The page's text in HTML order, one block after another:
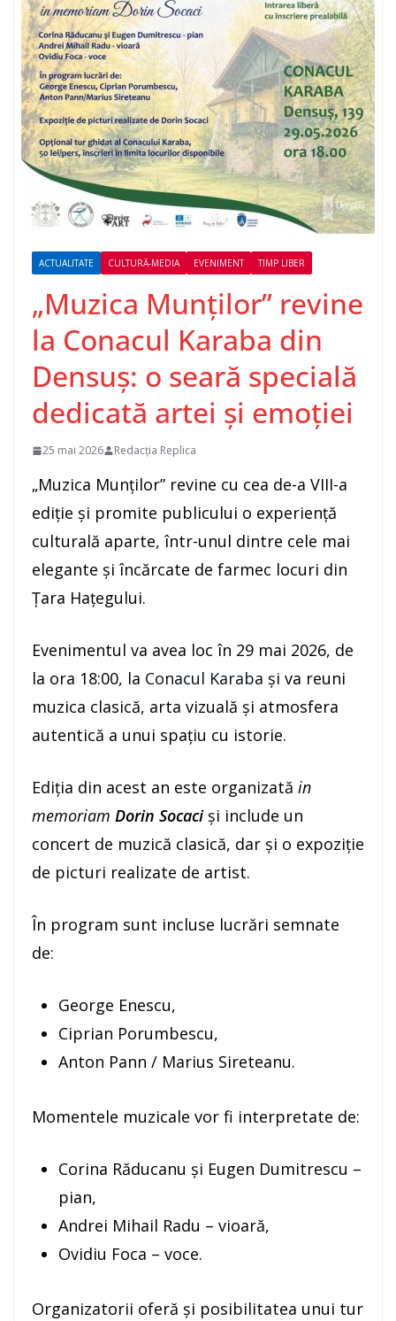
ACTUALITATE CULTURĂ-MEDIA EVENIMENT TIMP LIBER
„Muzica Munților” revine
la Conacul Karaba din
Densuș: o seară specială
dedicată artei și emoției
25 mai 2026 Redacția Replica
„Muzica Munților” revine cu cea de-a VIII-a
ediție și promite publicului o experiență
culturală aparte, într-unul dintre cele mai
elegante și încărcate de farmec locuri din
Țara Hațegului.
Evenimentul va avea loc în 29 mai 2026, de
la ora 18:00, la Conacul Karaba și va reuni
muzica clasică, arta vizuală și atmosfera
autentică a unui spațiu cu istorie.
Ediția din acest an este organizată in
memoriam Dorin Socaciși include un
concert de muzică clasică, dar și o expoziție
de picturi realizate de artist.
În program sunt incluse lucrări semnate
de:
George Enescu,
Ciprian Porumbescu,
Anton Pann / Marius Sireteanu.
Momentele muzicale vor fi interpretate de:
Corina Răducanu și Eugen Dumitrescu –
pian,
Andrei Mihail Radu – vioară,
Ovidiu Foca – voce.
Organizatorii oferă și posibilitatea unui tur